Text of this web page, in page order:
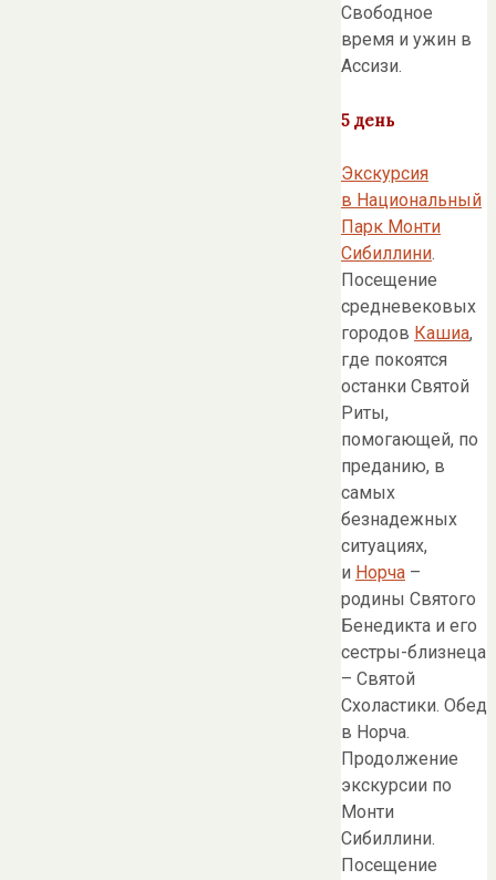
Свободное
время и ужин в
Ассизи.
5 день
Экскурсия
в Национальный
Парк Монти
Сибиллини.
Посещение
средневековых
городов Кашиа,
где покоятся
останки Святой
Риты,
помогающей, по
преданию, в
самых
безнадежных
ситуациях,
и Норча –
родины Святого
Бенедикта и его
сестры-близнеца
– Святой
Схоластики. Обед
в Норча.
Продолжение
экскурсии по
Монти
Сибиллини.
Посещение